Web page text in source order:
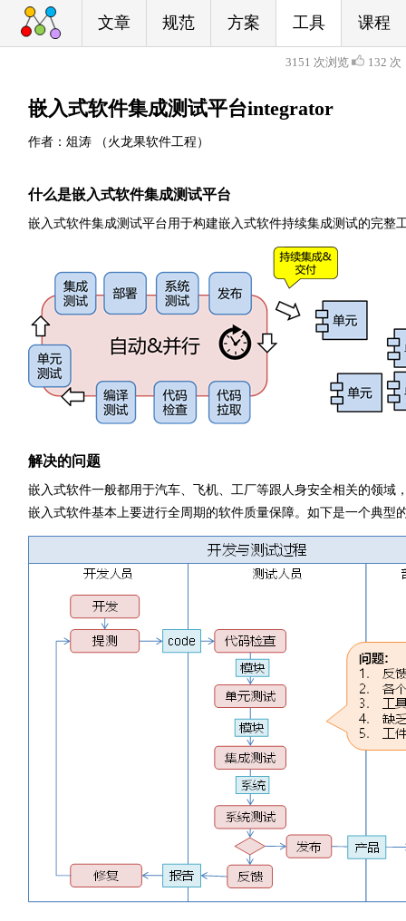
文章 规范 方案 工具 课程
3151 次浏览 132 次
嵌入式软件集成测试平台integrator
作者：俎涛 （火龙果软件工程）
什么是嵌入式软件集成测试平台
嵌入式软件集成测试平台用于构建嵌入式软件持续集成测试的完整
解决的问题
嵌入式软件一般都用于汽车、飞机、工厂等跟人身安全相关的领
嵌入式软件基本上要进行全周期的软件质量保障。如下是一个典